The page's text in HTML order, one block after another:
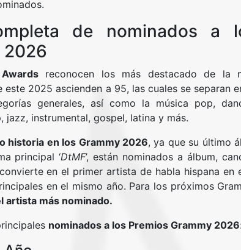
de nominados a
2026
reconocen los más destacado de la
este 2025 ascienden a 95, las cuales se separan
generales, así como la música pop,
jazz, instrumental, gospel, latina y más.
historia en los Grammy 2026, ya que su último
principal ‘DtMF’, están nominados a álbum,
en el primer artista de habla hispana en
en el mismo año. Para los próximos
artista más nominado.
nominados a los Premios Grammy 2026